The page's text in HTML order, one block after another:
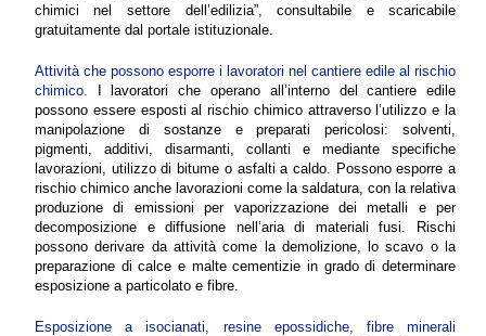
chimici nel settore dell’edilizia”, consultabile e scaricabile
gratuitamente dal portale istituzionale.
Attività che possono esporre i lavoratori nel cantiere edile al rischio
chimico.
I lavoratori che operano all’interno del cantiere edile
possono essere esposti al rischio chimico attraverso l’utilizzo e la
manipolazione di sostanze e preparati pericolosi: solventi,
pigmenti, additivi, disarmanti, collanti e mediante specifiche
lavorazioni, utilizzo di bitume o asfalti a caldo. Possono esporre a
rischio chimico anche lavorazioni come la saldatura, con la relativa
produzione di emissioni per vaporizzazione dei metalli e per
decomposizione e diffusione nell’aria di materiali fusi. Rischi
possono derivare da attività come la demolizione, lo scavo o la
preparazione di calce e malte cementizie in grado di determinare
esposizione a particolato e fibre.
Esposizione a isocianati, resine epossidiche, fibre minerali